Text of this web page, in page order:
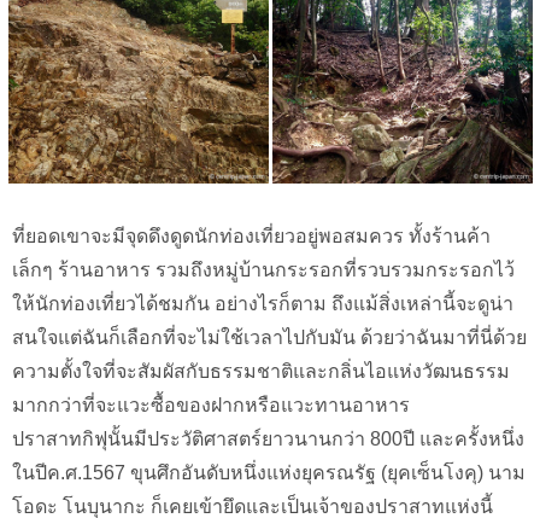
ที่ยอดเขาจะมีจุดดึงดูดนักท่องเที่ยวอยู่พอสมควร ทั้งร้านค้า
เล็กๆ ร้านอาหาร รวมถึงหมู่บ้านกระรอกที่รวบรวมกระรอกไว้
ให้นักท่องเที่ยวได้ชมกัน อย่างไรก็ตาม ถึงแม้สิ่งเหล่านี้จะดูน่า
สนใจแต่ฉันก็เลือกที่จะไม่ใช้เวลาไปกับมัน ด้วยว่าฉันมาที่นี่ด้วย
ความตั้งใจที่จะสัมผัสกับธรรมชาติและกลิ่นไอแห่งวัฒนธรรม
มากกว่าที่จะแวะซื้อของฝากหรือแวะทานอาหาร
ปราสาทกิฟุนั้นมีประวัติศาสตร์ยาวนานกว่า 800ปี และครั้งหนึ่ง
ในปีค.ศ.1567 ขุนศึกอันดับหนึ่งแห่งยุครณรัฐ (ยุคเซ็นโงคุ) นาม
โอดะ โนบุนากะ ก็เคยเข้ายึดและเป็นเจ้าของปราสาทแห่งนี้